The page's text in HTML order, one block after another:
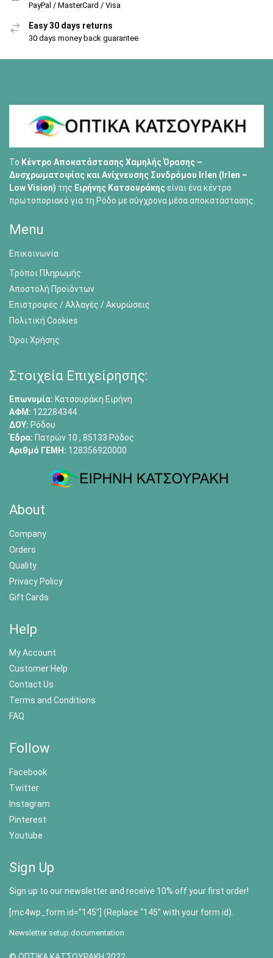
PayPal / MasterCard / Visa
Easy 30 days returns
30 days money back guarantee
Το Κέντρο Αποκατάστασης Χαμηλής Όρασης –
Δυσχρωματοψίας και Ανίχνευσης Συνδρόμου Irlen (Irlen –
Low Vision) της Ειρήνης Κατσουράκηςείναι ένα κέντρο
πρωτοποριακό για τη Ρόδο με σύγχρονα μέσα αποκατάστασης.
Menu
Επικοινωνία
Τρόποι Πληρωμής
Αποστολή Προϊόντων
Επιστροφές / Αλλαγές / Ακυρώσεις
Πολιτική Cookies
Όροι Χρήσης
Στοιχεία Επιχείρησης:
Επωνυμία: Κατσουράκη Ειρήνη
ΑΦΜ: 122284344
ΔΟΥ: Ρόδου
Έδρα: Πατρών 10 , 85133 Ρόδος
Αριθμό ΓΕΜΗ: 128356920000
About
Company
Orders
Quality
Privacy Policy
Gift Cards
Help
My Account
Customer Help
Contact Us
Terms and Conditions
FAQ
Follow
Facebook
Twitter
Instagram
Pinterest
Youtube
Sign Up
Sign up to our newsletter and receive 10% off your first order!
[mc4wp_form id=”145″] (Replace “145” with your form id).
Newsletter setup documentation